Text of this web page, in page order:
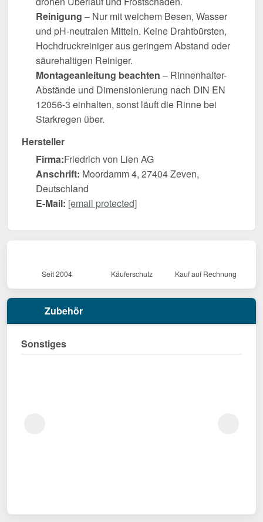
Reinigung – Nur mit weichem Besen, Wasser
und pH-neutralen Mitteln. Keine Drahtbürsten,
Hochdruckreiniger aus geringem Abstand oder
säurehaltigen Reiniger.
Montageanleitung beachten – Rinnenhalter-
Abstände und Dimensionierung nach DIN EN
12056-3 einhalten, sonst läuft die Rinne bei
Starkregen über.
Hersteller
Firma:Friedrich von Lien AG
Anschrift: Moordamm 4, 27404 Zeven,
Deutschland
E-Mail: [email protected]
Seit 2004 Käuferschutz Kauf auf Rechnung
Zubehör
Sonstiges